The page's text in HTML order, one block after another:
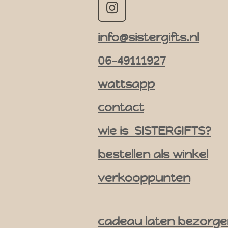
I
s
a
g
a
m
info@sistergifts.nl
06-49111927
wattsapp
contact
wie is SISTERGIFTS?
bestellen als winkel
verkooppunten
cadeau laten